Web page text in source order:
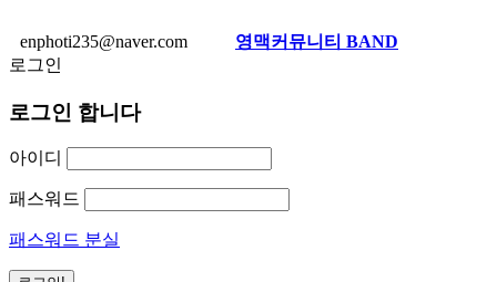
enphoti235@naver.com
영맥커뮤니티 BAND
로그인
로그인 합니다
아이디
패스워드
패스워드 분실